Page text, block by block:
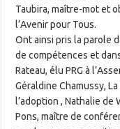
Taubira, maître-mot et
l’Avenir pour Tous.
Ont ainsi pris la parole
de compétences et
Rateau, élu PRG à
Géraldine Chamussy,
l’adoption , Nathalie
Pons, maître de